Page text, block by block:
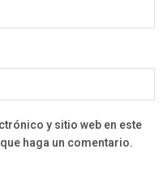
y sitio web en este
haga un comentario.